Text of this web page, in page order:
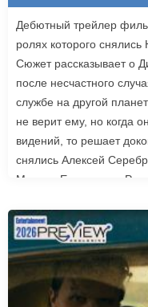
Дебютный трейлер
ролях которого
Сюжет рассказывает о
после несчастного
службе на другой
не верит ему, но когда
видений, то решает
снялись Алексей
Максим Емельянов.
«Девятой планеты»